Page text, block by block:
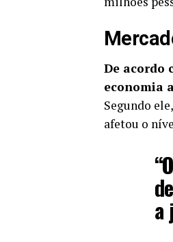
De acordo
economia
Segundo
afetou o
a